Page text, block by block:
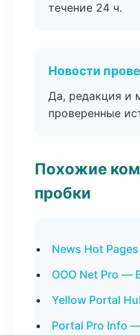
течение 24 ч.
Новости
Да, редакция и
проверенные
Похожие
пробки
News Hot
ООО Net Pro —
Yellow Portal
Portal Pro Info